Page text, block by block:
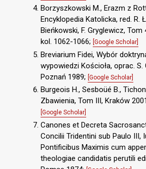
Borzyszkowski M., Erazm z
Encyklopedia Katolicka, red. R.
Bieńkowski, F. Gryglewicz, Tom
kol. 1062-1066; [Google Scholar]
Breviarium Fidei, Wybór
wypowiedzi Kościoła, oprac. S.
Poznań 1989; [Google Scholar]
Burgeois H., Sesboüé B.,
Zbawienia, Tom III, Kraków
[Google Scholar]
Canones et Decreta
Concilii Tridentini sub Paulo III,
Pontificibus Maximis cum
theologiae candidatis perutili